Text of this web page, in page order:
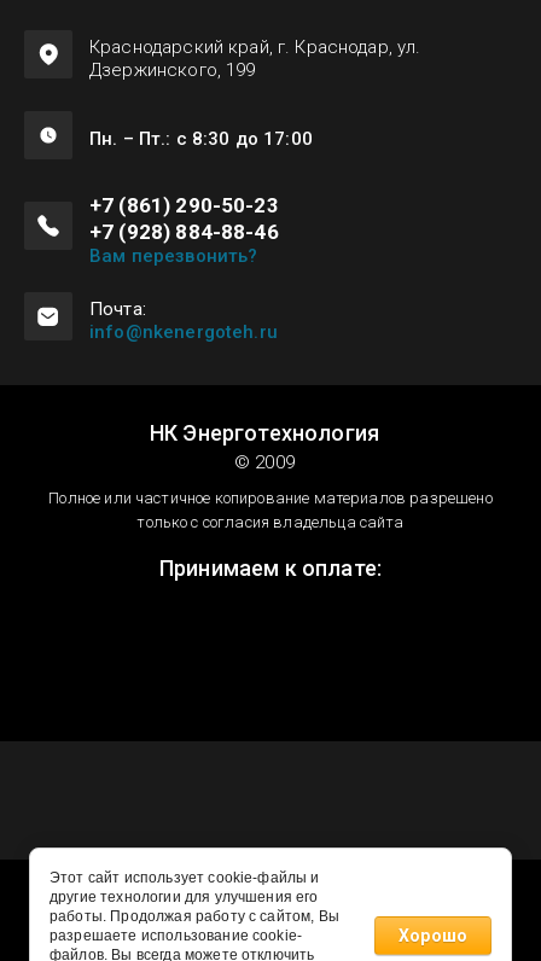
Краснодарский край, г. Краснодар, ул.
Дзержинского, 199
Пн. – Пт.: с 8:30 до 17:00
+7 (861) 290-50-23
+7 (928) 884-88-46
Вам перезвонить?
Почта:
info@nkenergoteh.ru
НК Энерготехнология
© 2009
Полное или частичное копирование материалов разрешено
только с согласия владельца сайта
Принимаем к оплате:
Этот сайт использует cookie-файлы и
другие технологии для улучшения его
работы. Продолжая работу с сайтом, Вы
разрешаете использование cookie-
файлов. Вы всегда можете отключить
Хорошо